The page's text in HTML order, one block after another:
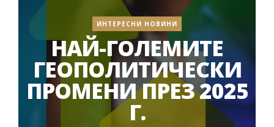
ИНТЕРЕСНИ НОВИНИ
НАЙ-ГОЛЕМИТЕ
ГЕОПОЛИТИЧЕСКИ
ПРОМЕНИ ПРЕЗ 2025
Г.